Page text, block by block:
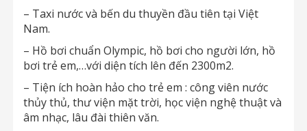
– Taxi nước và bến du thuyền đầu tiên tại Việt
Nam.
– Hồ bơi chuẩn Olympic, hồ bơi cho người lớn, hồ
bơi trẻ em,…với diện tích lên đến 2300m2.
– Tiện ích hoàn hảo cho trẻ em : công viên nước
thủy thủ, thư viện mặt trời, học viện nghệ thuật và
âm nhạc, lâu đài thiên văn.